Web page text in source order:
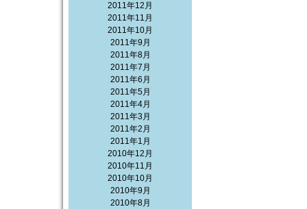
2011年12月
2011年11月
2011年10月
2011年9月
2011年8月
2011年7月
2011年6月
2011年5月
2011年4月
2011年3月
2011年2月
2011年1月
2010年12月
2010年11月
2010年10月
2010年9月
2010年8月